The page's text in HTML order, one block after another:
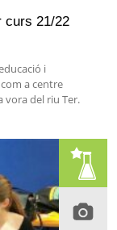
curs 21/22
i
a centre
vora del riu Ter.